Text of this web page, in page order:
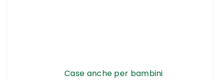
Case anche per bambini